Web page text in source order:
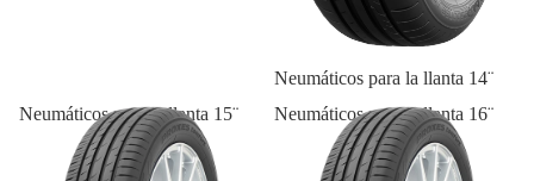
Neumáticos para la llanta 14¨
Neumáticos para la llanta 15¨
Neumáticos para la llanta 16¨